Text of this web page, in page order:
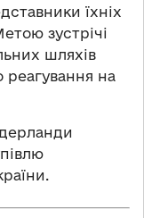
їхніх
зустрічі
шляхів
реагування на